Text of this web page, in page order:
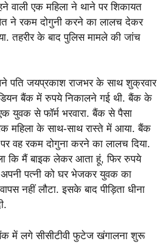
वाली एक महिला ने थाने पर शिकायत
ने रकम दोगुनी करने का लालच देकर
तहरीर के बाद पुलिस मामले की जांच
पति जयप्रकाश राजभर के साथ शुक्रवार
बैंक में रुपये निकालने गई थी. बैंक के
युवक से फॉर्म भरवारा. बैंक से पैसा
महिला के साथ-साथ रास्ते में आया. बैंक
वह रकम दोगुना करने का लालच दिया.
कि मैं बाइक लेकर आता हूं, फिर रुपये
अपनी पत्नी को घर भेजकर युवक का
नहीं लौटा. इसके बाद पीड़िता धीना
में लगे सीसीटीवी फुटेज खंगालना शुरू